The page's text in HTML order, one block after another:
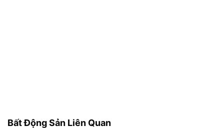
Bất Động Sản Liên Quan